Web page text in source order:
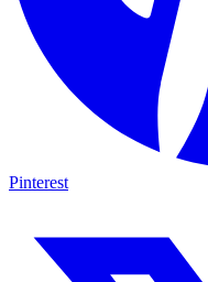
Pinterest